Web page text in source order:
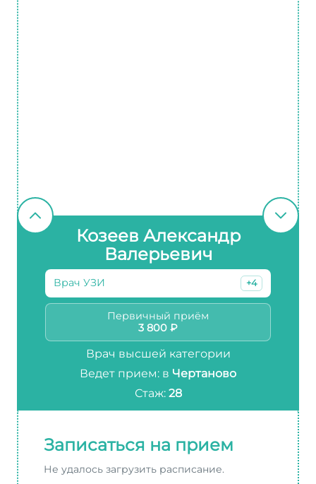
Козеев Александр
Валерьевич
Врач УЗИ +4
Первичный приём
3 800 ₽
Врач высшей категории
Ведет прием: в Чертаново
Стаж: 28
Записаться на прием
Не удалось загрузить расписание.